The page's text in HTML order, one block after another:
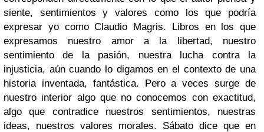
siente, sentimientos y valores como los que podría
expresar yo como Claudio Magris. Libros en los que
expresamos nuestro amor a la libertad, nuestro
sentimiento de la pasión, nuestra lucha contra la
injusticia, aún cuando lo digamos en el contexto de una
historia inventada, fantástica. Pero a veces surge de
nuestro interior algo que no conocemos con exactitud,
algo que contradice nuestros sentimientos, nuestras
ideas, nuestros valores morales. Sábato dice que en